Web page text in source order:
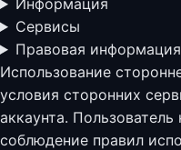
Информация
Сервисы
Правовая информация
Использование
условия сторонних
аккаунта. Пользователь
соблюдение правил